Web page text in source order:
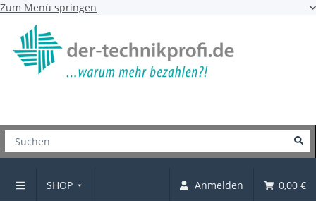
Zum Menü springen
SHOP Anmelden 0,00 €
Möbelfüße